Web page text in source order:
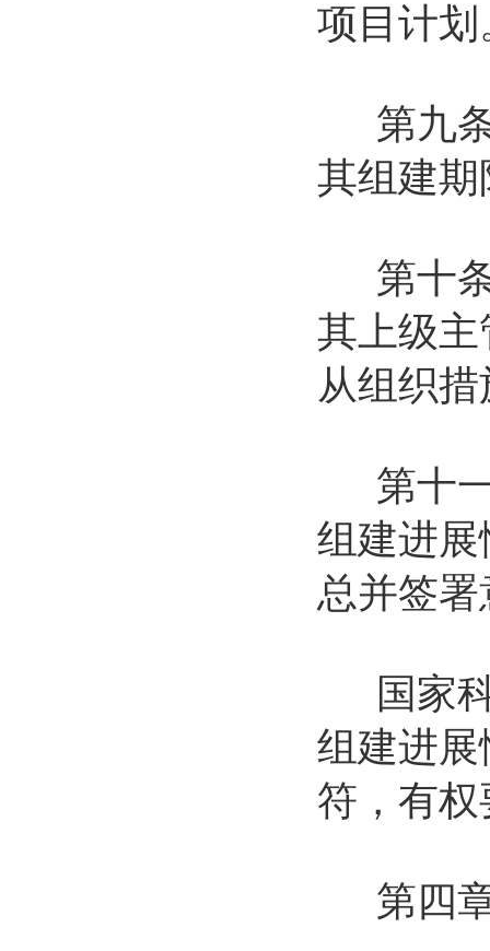
项目计划
第九条
其组建
第十条
其上级
从组织
第十一
组建进
总并签
国家科
组建进
符，有
第四章